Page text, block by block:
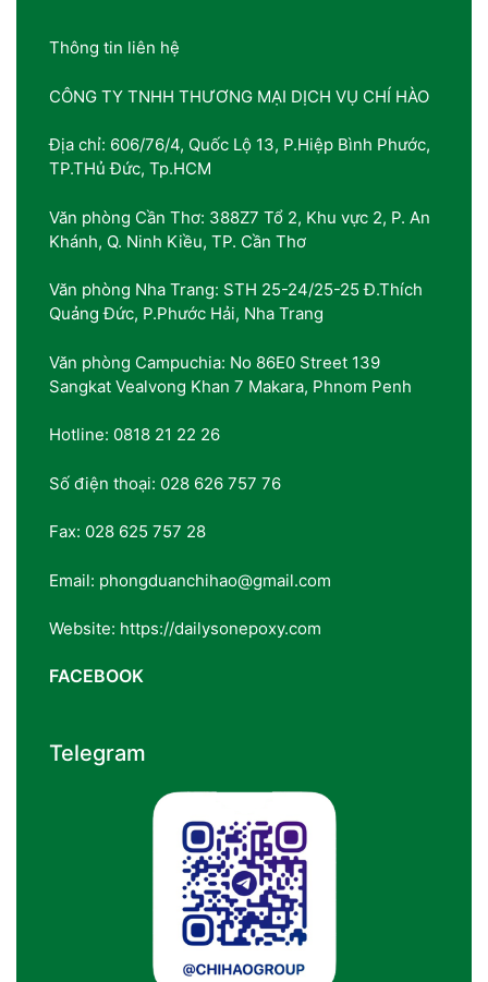
Thông tin liên hệ
CÔNG TY TNHH THƯƠNG MẠI DỊCH VỤ CHÍ HÀO
Địa chỉ: 606/76/4, Quốc Lộ 13, P.Hiệp Bình Phước,
TP.THủ Đức, Tp.HCM
Văn phòng Cần Thơ: 388Z7 Tổ 2, Khu vực 2, P. An
Khánh, Q. Ninh Kiều, TP. Cần Thơ
Văn phòng Nha Trang: STH 25-24/25-25 Đ.Thích
Quảng Đức, P.Phước Hải, Nha Trang
Văn phòng Campuchia: No 86E0 Street 139
Sangkat Vealvong Khan 7 Makara, Phnom Penh
Hotline: 0818 21 22 26
Số điện thoại: 028 626 757 76
Fax: 028 625 757 28
Email: phongduanchihao@gmail.com
Website: https://dailysonepoxy.com
FACEBOOK
Telegram